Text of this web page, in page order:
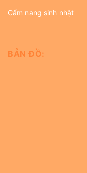
Cẩm nang sinh nhật
BẢN ĐỒ: